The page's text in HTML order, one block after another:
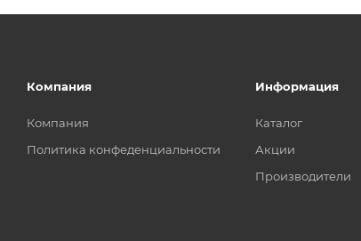
Компания
Компания
Политика конфеденциальности
Информация
Каталог
Акции
Производители